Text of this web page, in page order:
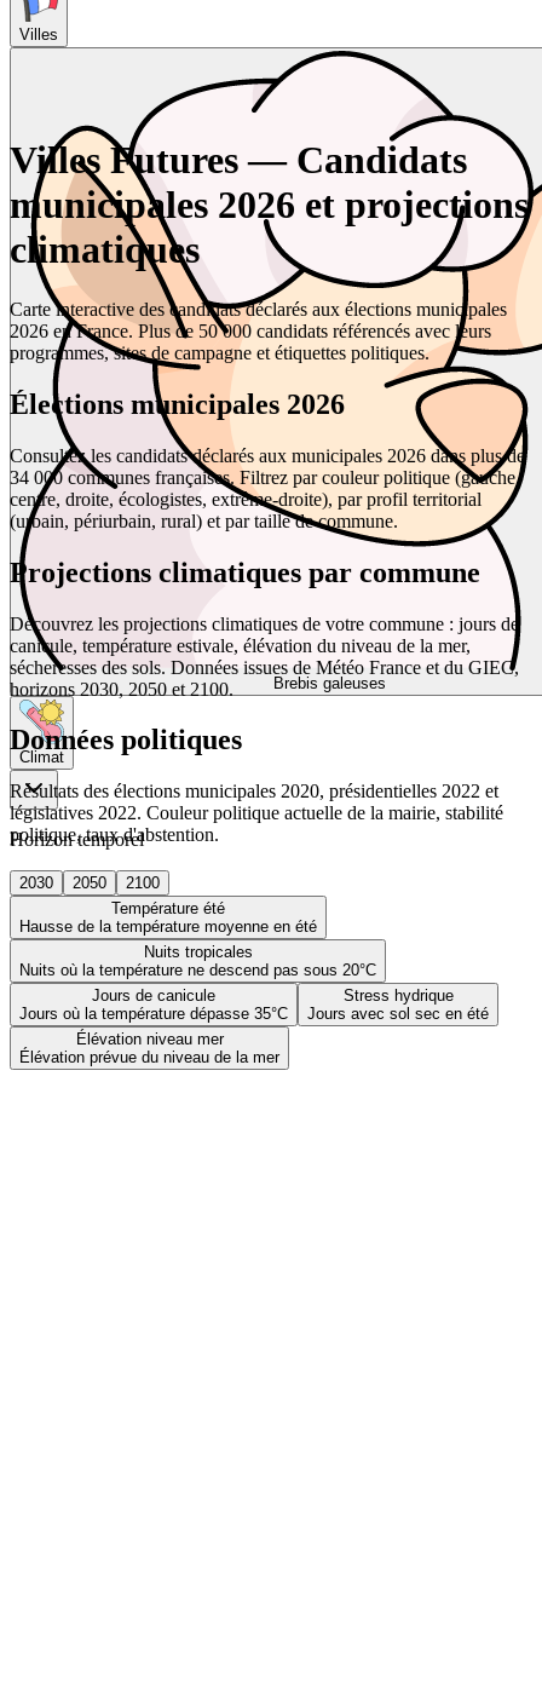
Villes
Brebis galeuses
Climat
Horizon temporel
2030 2050
2100
Température été
Hausse de la température moyenne en été
Nuits tropicales
Nuits où la température ne descend pas sous 20°C
Jours de canicule
Jours où la température dépasse 35°C
Stress hydrique
Jours avec sol sec en été
Élévation niveau mer
Élévation prévue du niveau de la mer
Villes Futures — Candidats
municipales 2026 et projections
climatiques
Carte interactive des candidats déclarés aux élections municipales
2026 en France. Plus de 50 000 candidats référencés avec leurs
programmes, sites de campagne et étiquettes politiques.
Élections municipales 2026
Consultez les candidats déclarés aux municipales 2026 dans plus de
34 000 communes françaises. Filtrez par couleur politique (gauche,
centre, droite, écologistes, extrême-droite), par profil territorial
(urbain, périurbain, rural) et par taille de commune.
Projections climatiques par commune
Découvrez les projections climatiques de votre commune : jours de
canicule, température estivale, élévation du niveau de la mer,
sécheresses des sols. Données issues de Météo France et du GIEC,
horizons 2030, 2050 et 2100.
Données politiques
Résultats des élections municipales 2020, présidentielles 2022 et
législatives 2022. Couleur politique actuelle de la mairie, stabilité
politique, taux d'abstention.